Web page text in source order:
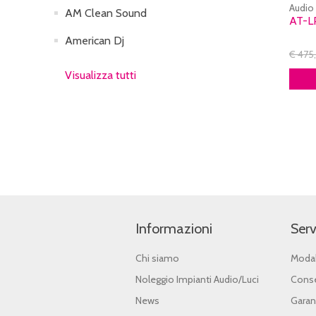
AT-
€
AM Clean Sound
American Dj
Visualizza tutti
Informazioni
Chi siamo
Noleggio Impianti Audio/Luci
News